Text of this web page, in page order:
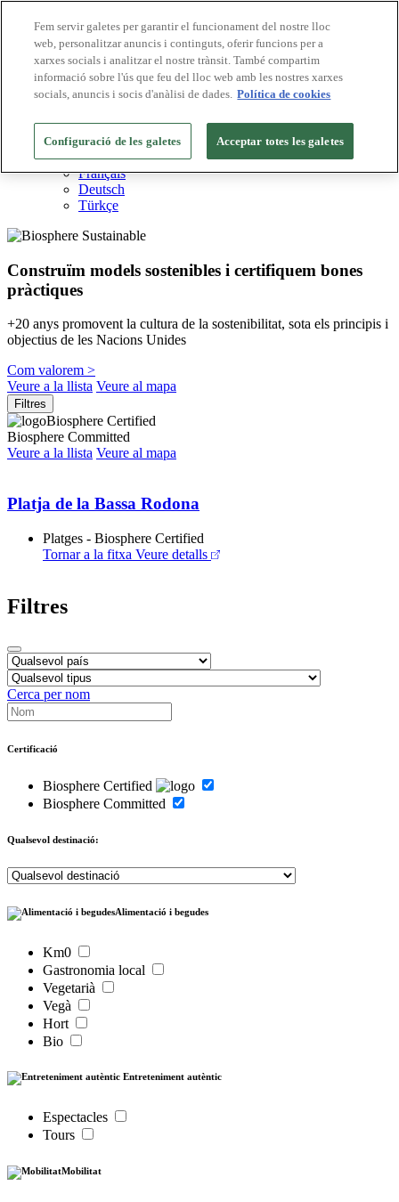
Destinacions Biosphere
Empreses Biosphere
Com valorem
Sobre nosaltres
English
Español
Português
Français
Deutsch
Türkçe
Construïm models sostenibles i certifiquem bones
pràctiques
+20 anys promovent la cultura de la sostenibilitat, sota els principis i
objectius de les Nacions Unides
Com valorem >
Veure a la llista Veure al mapa
Filtres
Biosphere Certified
Biosphere Committed
Veure a la llista Veure al mapa
Platja de la Bassa Rodona
Platges - Biosphere Certified
Tornar a la fitxa Veure detalls
Filtres
Cerca per nom
Certificació
Biosphere Certified
Biosphere Committed
Qualsevol destinació:
Alimentació i begudes
Km0
Gastronomia local
Vegetarià
Vegà
Hort
Bio
Entreteniment autèntic
Espectacles
Tours
Mobilitat
Fem servir galetes per garantir el funcionament del nostre lloc
web, personalitzar anuncis i continguts, oferir funcions per a
xarxes socials i analitzar el nostre trànsit. També compartim
informació sobre l'ús que feu del lloc web amb les nostres xarxes
socials, anuncis i socis d'anàlisi de dades. Política de cookies
Configuració de les galetes Acceptar totes les galetes